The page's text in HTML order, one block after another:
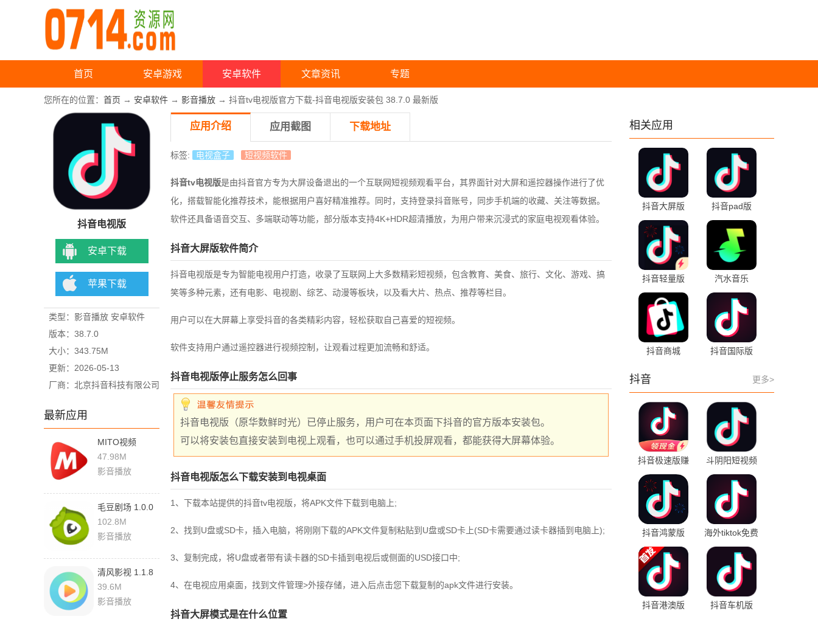
首页 安卓游戏 安卓软件 文章资讯 专题
您所在的位置： 首页 → 安卓软件 → 影音播放 → 抖音tv电视版官方下载-抖音电视版安装包 38.7.0 最新版
抖音电视版
安卓下载
苹果下载
类型：影音播放 安卓软件
版本：38.7.0
大小：343.75M
更新：2026-05-13
厂商：北京抖音科技有限公司
最新应用
MITO视频
v1.1.3 官方版
47.98M
影音播放
毛豆剧场 1.0.0
最新版
102.8M
影音播放
清风影视 1.1.8
最新版
39.6M
影音播放
应用介绍 应用截图 下载地址
标签: 电视盒子 短视频软件
抖音tv电视版是由抖音官方专为大屏设备退出的一个互联网短视频观看平台， 其界面针对大屏和遥控器操作进行了优
化，搭载智能化推荐技术，能根据用户喜好精准推荐。同时，支持登录抖音账号，同步手机端的收藏、关注等数据。
软件还具备语音交互、多端联动等功能，部分版本支持4K+HDR超清播放，为用户带来沉浸式的家庭电视观看体验。
抖音大屏版软件简介
抖音电视版是专为智能电视用户打造， 收录了互联网上大多数精彩短视频，包含教育、美食、旅行、文化、游戏、搞
笑等多种元素，还有电影、电视剧、综艺、动漫等板块，以及看大片、热点、推荐等栏目。
用户可以在大屏幕上享受抖音的各类精彩内容，轻松获取自己喜爱的短视频。
软件支持用户通过遥控器进行视频控制，让观看过程更加流畅和舒适。
抖音电视版停止服务怎么回事
抖音电视版（原华数鲜时光）已停止服务，用户可在本页面下抖音的官方版本安装包。
可以将安装包直接安装到电视上观看，也可以通过手机投屏观看，都能获得大屏幕体验。
抖音电视版怎么下载安装到电视桌面
1、下载本站提供的抖音tv电视版，将APK文件下载到电脑上;
2、找到U盘或SD卡，插入电脑，将刚刚下载的APK文件复制粘贴到U盘或SD卡上(SD卡需要通过读卡器插到电脑上);
3、复制完成，将U盘或者带有读卡器的SD卡插到电视后或侧面的USD接口中;
4、在电视应用桌面，找到文件管理>外接存储，进入后点击您下载复制的apk文件进行安装。
抖音大屏模式是在什么位置
相关应用
抖音大屏版
9.9.2002 官方
抖音pad版
38.7.0 最新版
抖音轻量版
38.7.0 安卓版
汽水音乐
19.2.0 官方版
抖音商城
抖音国际版
更多>
抖音
抖音极速版赚
钱 38.7.0 最新
斗阴阳短视频
38.7.0 安卓版
抖音鸿蒙版
37.7.0 官方版
海外tiktok免费
版 45.0.42
抖音港澳版
抖音车机版